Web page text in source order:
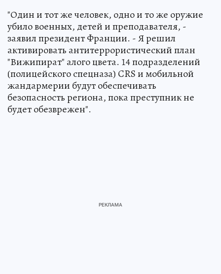
"Один и тот же человек, одно и то же оружие
убило военных, детей и преподавателя, -
заявил президент Франции. - Я решил
активировать антитеррористический план
"Вижипират" алого цвета. 14 подразделений
(полицейского спецназа) CRS и мобильной
жандармерии будут обеспечивать
безопасность региона, пока преступник не
будет обезврежен".